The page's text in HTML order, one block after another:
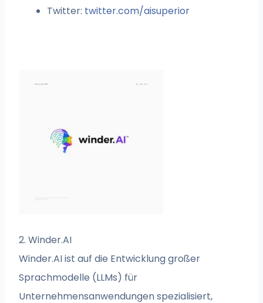
Twitter: twitter.com/aisuperior
2. Winder.AI
Winder.AI ist auf die Entwicklung großer
Sprachmodelle (LLMs) für
Unternehmensanwendungen spezialisiert,